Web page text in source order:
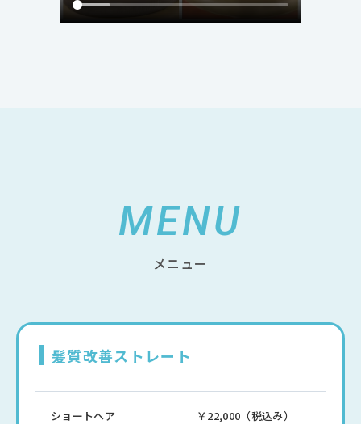
MENU
メニュー
髪質改善ストレート
ショートヘア ￥22,000（税込み）